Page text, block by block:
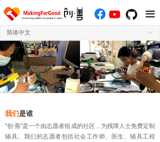
ꀅ
简体中文
끀
我们是谁
“创·善”是一个由志愿者组成的社区，为残障人士免费定制
辅具。我们的志愿者包括社会工作师、医生、辅具工程